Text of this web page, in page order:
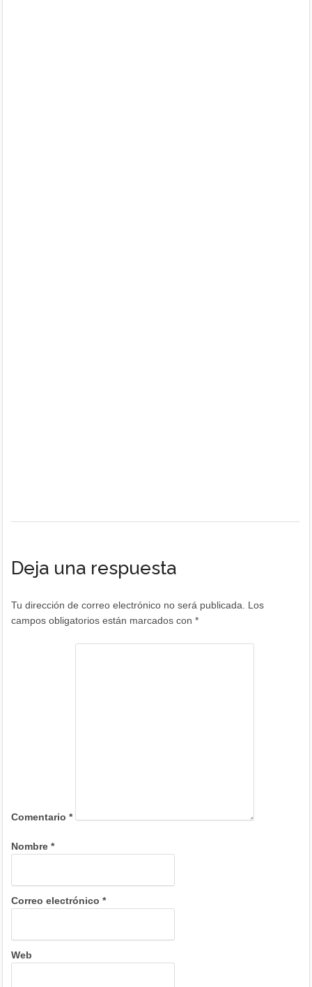
Deja una respuesta
Tu dirección de correo electrónico no será publicada. Los
campos obligatorios están marcados con*
Comentario*
Nombre*
Correo electrónico*
Web